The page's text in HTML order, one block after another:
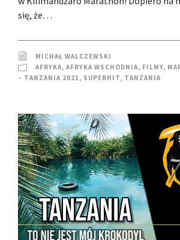
się, że…
MICHAŁ WALCZEWSKI
AFRYKA, AFRYKA WSCHODNIA, FILMY,
– TANZANIA 2021 , SUPERHIT, TANZANIA